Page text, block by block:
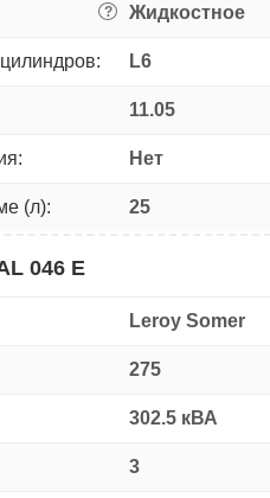
? Жидкостное
L6
11.05
Нет
(л): 25
046 E
Leroy Somer
275
302.5 кВА
3